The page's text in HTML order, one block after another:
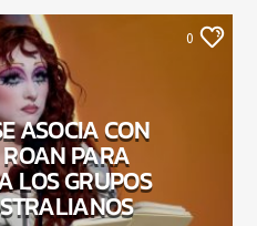
0
ASOCIA CON
PARA
LOS GRUPOS